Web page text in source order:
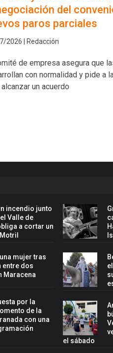
del
paros parciales
2026 | Redacción
de empresa asegura que
con normalidad y pide a
un acuerdo
incendio junto
Valle de
a cortar un
mujer tras
entre dos
Maracena
por la
de la
con una
el sábado